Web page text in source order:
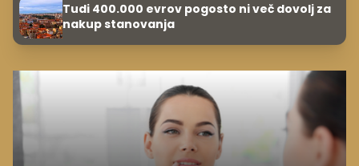
Tudi 400.000 evrov pogosto ni več dovolj za
nakup stanovanja